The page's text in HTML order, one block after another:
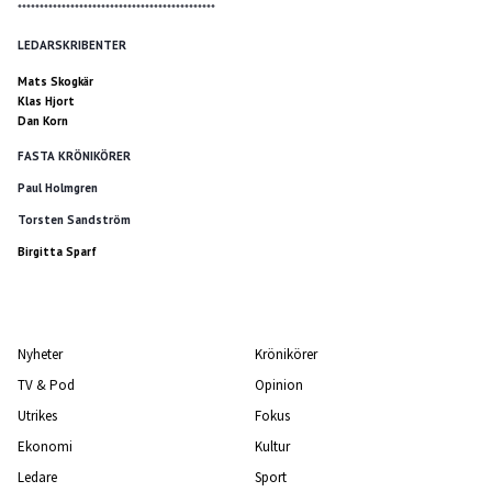
*********************************************
LEDARSKRIBENTER
Mats Skogkär
Klas Hjort
Dan Korn
FASTA KRÖNIKÖRER
Paul Holmgren
Torsten Sandström
Birgitta Sparf
Nyheter
TV & Pod
Utrikes
Ekonomi
Ledare
Krönikörer
Opinion
Fokus
Kultur
Sport